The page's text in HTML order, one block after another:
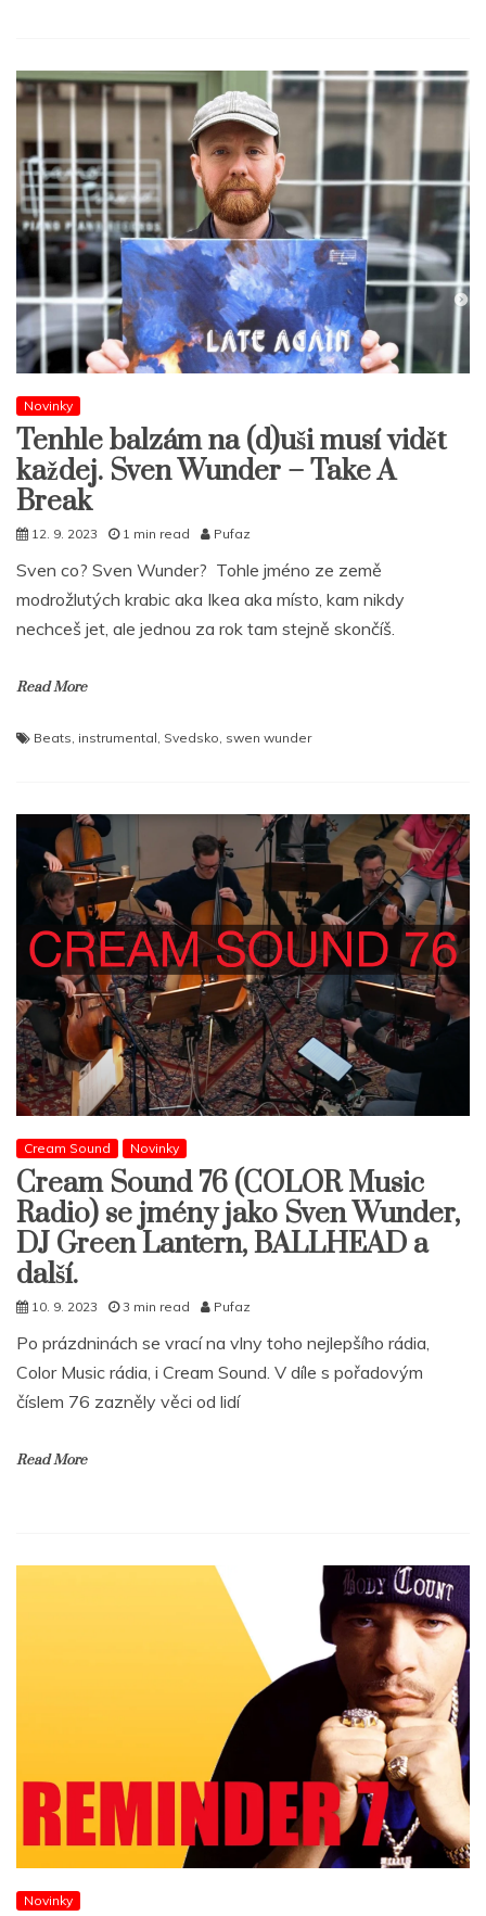
Novinky
Tenhle balzám na (d)uši musí vidět
každej. Sven Wunder – Take A
Break
12. 9. 2023 1 min read Pufaz
Sven co? Sven Wunder? Tohle jméno ze země
modrožlutých krabic aka Ikea aka místo, kam nikdy
nechceš jet, ale jednou za rok tam stejně skončíš.
Read More
Beats instrumental Svedsko swen wunder
Cream Sound Novinky
Cream Sound 76 (COLOR Music
Radio) se jmény jako Sven Wunder,
DJ Green Lantern, BALLHEAD a
další.
10. 9. 2023 3 min read Pufaz
Po prázdninách se vrací na vlny toho nejlepšího rádia,
Color Music rádia, i Cream Sound. V díle s pořadovým
číslem 76 zazněly věci od lidí
Read More
Novinky